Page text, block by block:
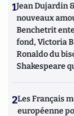
1Jean Dujardin
nouveaux
Benchetrit
fond, Victoria
Ronaldo du
Shakespeare
2Les Français
européenne